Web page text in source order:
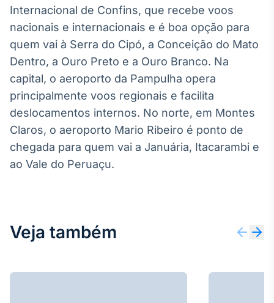
Internacional de Confins, que recebe voos
nacionais e internacionais e é boa opção para
quem vai à Serra do Cipó, a Conceição do Mato
Dentro, a Ouro Preto e a Ouro Branco. Na
capital, o aeroporto da Pampulha opera
principalmente voos regionais e facilita
deslocamentos internos. No norte, em Montes
Claros, o aeroporto Mario Ribeiro é ponto de
chegada para quem vai a Januária, Itacarambi e
ao Vale do Peruaçu.
Veja também